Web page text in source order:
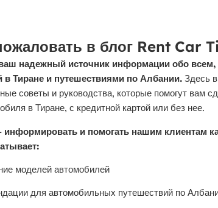
в блог Rent Car
надежный источник информации обо всем,
в Тиране и путешествиями по Албании. Здесь
советы и руководства, которые помогут вам
в Тиране, с кредитной картой или без нее.
и помогать нашим клиентам
моделей автомобилей
для автомобильных путешествий по